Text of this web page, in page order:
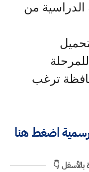
الدراسية من
ترغب
اضغط هنا
بالأسفل 👇